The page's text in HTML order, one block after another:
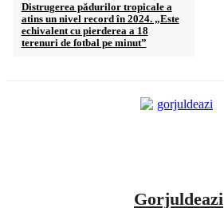
Distrugerea pădurilor tropicale a
atins un nivel record în 2024. „Este
echivalent cu pierderea a 18
terenuri de fotbal pe minut”
Gorjuldeazi